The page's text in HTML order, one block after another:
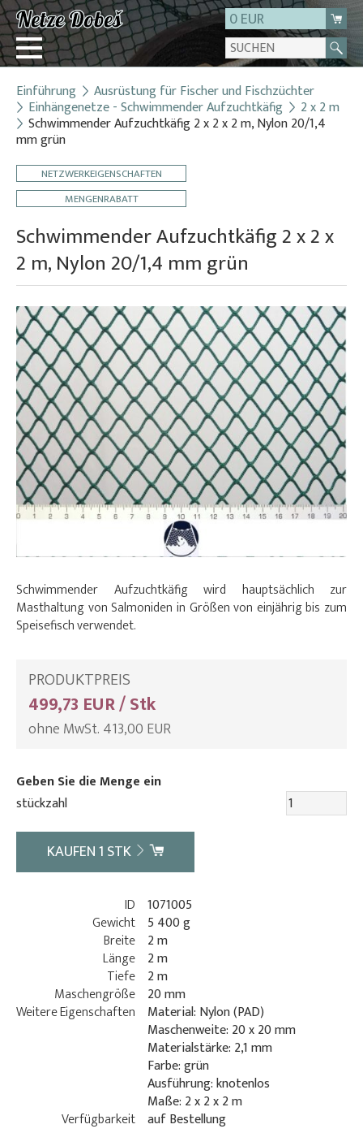
0 EUR
Login
Registrierung
Kontakt
Einführung Ausrüstung für Fischer und Fischzüchter
Einhängenetze - Schwimmender Aufzuchtkäfig 2 x 2 m
Schwimmender Aufzuchtkäfig 2 x 2 x 2 m, Nylon 20/1,4
mm grün
NETZWERKEIGENSCHAFTEN
MENGENRABATT
Schwimmender Aufzuchtkäfig 2 x 2 x
2 m, Nylon 20/1,4 mm grün
Schwimmender Aufzuchtkäfig wird hauptsächlich zur
Masthaltung von Salmoniden in Größen von einjährig bis zum
Speisefisch verwendet.
PRODUKTPREIS
499,73 EUR / Stk
ohne MwSt. 413,00 EUR
Geben Sie die Menge ein
stückzahl
KAUFEN1 STK
ID 1071005
Gewicht 5 400 g
Breite 2 m
Länge 2 m
Tiefe 2 m
Maschengröße 20 mm
Weitere Eigenschaften
Material: Nylon (PAD)
Maschenweite: 20 x 20 mm
Materialstärke: 2,1 mm
Farbe: grün
Ausführung: knotenlos
Maße: 2 x 2 x 2 m
Verfügbarkeit auf Bestellung